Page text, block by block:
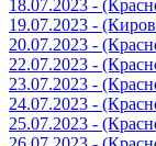
18.07.2023 -
19.07.2023 -
20.07.2023 -
22.07.2023 -
23.07.2023 -
24.07.2023 -
25.07.2023 -